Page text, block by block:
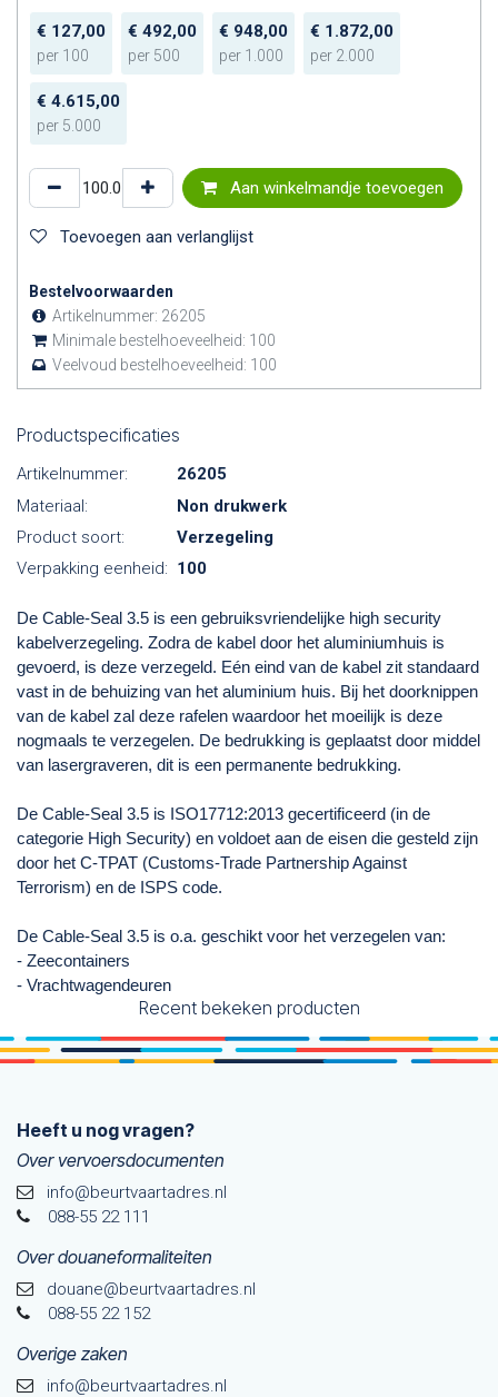
€ 127,00
per 100
€ 492,00
per 500
€ 948,00
per 1.000
€ 1.872,00
per 2.000
€ 4.615,00
per 5.000
Aan winkelmandje toevoegen
Toevoegen aan verlanglijst
Bestelvoorwaarden
Artikelnummer: 26205
Minimale bestelhoeveelheid: 100
Veelvoud bestelhoeveelheid: 100
Productspecificaties
Artikelnummer:
26205
Materiaal:
Non drukwerk
Product soort:
Verzegeling
Verpakking eenheid: 100
De Cable-Seal 3.5 is een gebruiksvriendelijke high security
kabelverzegeling. Zodra de kabel door het aluminiumhuis is
gevoerd, is deze verzegeld. Eén eind van de kabel zit standaard
vast in de behuizing van het aluminium huis. Bij het doorknippen
van de kabel zal deze rafelen waardoor het moeilijk is deze
nogmaals te verzegelen. De bedrukking is geplaatst door middel
van lasergraveren, dit is een permanente bedrukking.
De Cable-Seal 3.5 is ISO17712:2013 gecertificeerd (in de
categorie High Security) en voldoet aan de eisen die gesteld zijn
door het C-TPAT (Customs-Trade Partnership Against
Terrorism) en de ISPS code.
De Cable-Seal 3.5 is o.a. geschikt voor het verzegelen van:
- Zeecontainers
- Vrachtwagendeuren
Recent bekeken producten
Heeft u nog vragen?
Over vervoersdocumenten
info@beurtvaartadres.nl
088-55 22 111
Over douaneformaliteiten
douane@beurtvaarta​dres.nl
088-55 22 152
Overige zaken
info@beurtvaartadres.nl